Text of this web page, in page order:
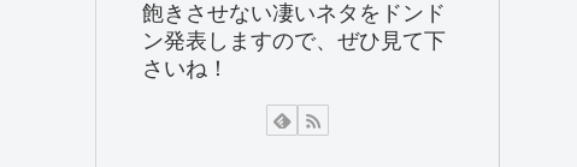
飽きさせない凄いネタをドンド
ン発表しますので、ぜひ見て下
さいね！